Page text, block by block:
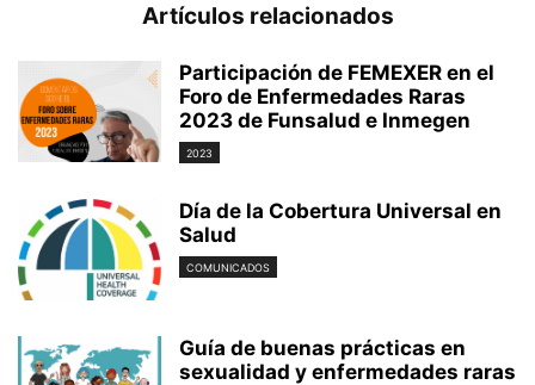
Artículos relacionados
Participación de FEMEXER en el
Foro de Enfermedades Raras
2023 de Funsalud e Inmegen
2023
Día de la Cobertura Universal en
Salud
COMUNICADOS
Guía de buenas prácticas en
sexualidad y enfermedades raras